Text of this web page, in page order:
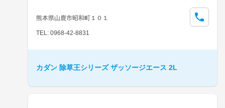
熊本県山鹿市昭和町１０１
TEL: 0968-42-8831
カダン 除草王シリーズ ザッソージエース 2L